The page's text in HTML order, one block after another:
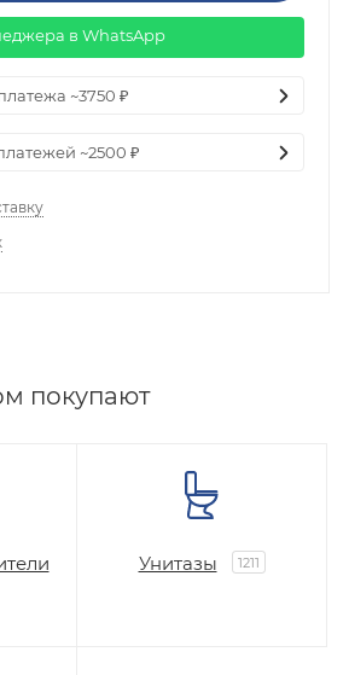
в WhatsApp
~3750 ₽
~2500 ₽
покупают
Унитазы 1211